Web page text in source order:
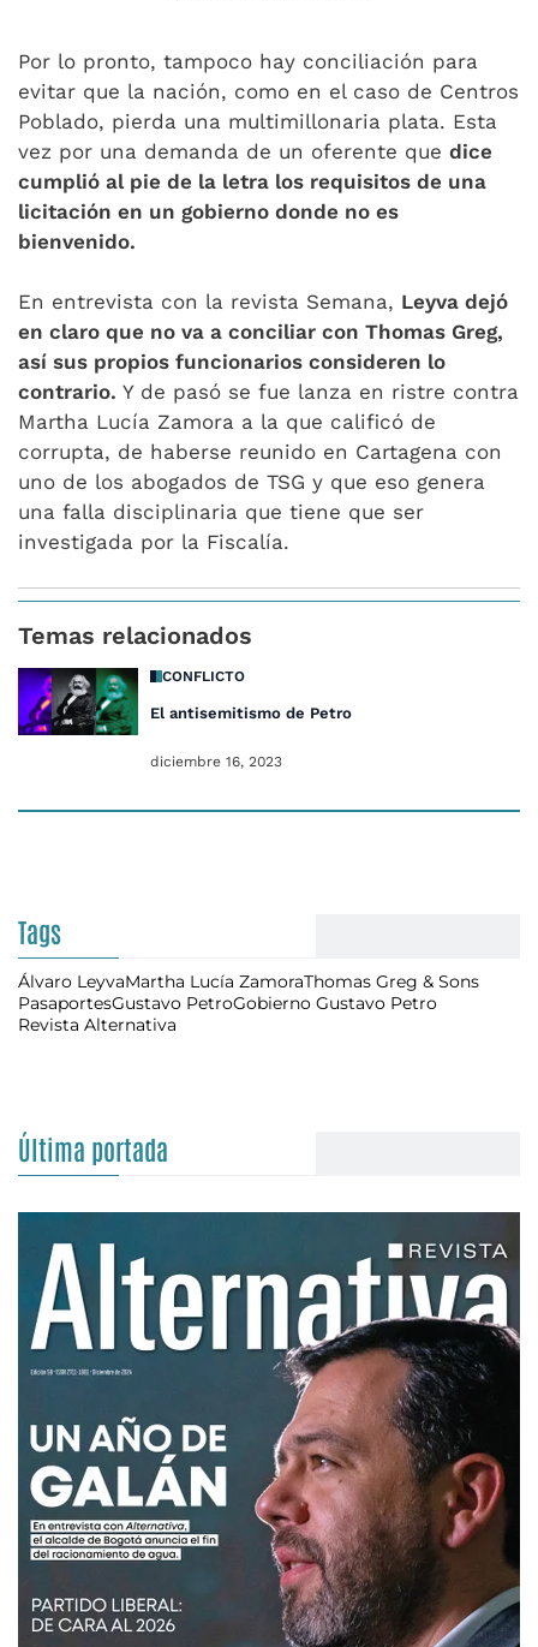
Por lo pronto, tampoco hay conciliación para
evitar que la nación, como en el caso de Centros
Poblado, pierda una multimillonaria plata. Esta
vez por una demanda de un oferente que dice
cumplió al pie de la letra los requisitos de una
licitación en un gobierno donde no es
bienvenido.
En entrevista con la revista Semana, Leyva dejó
en claro que no va a conciliar con Thomas Greg,
así sus propios funcionarios consideren lo
contrario. Y de pasó se fue lanza en ristre contra
Martha Lucía Zamora a la que calificó de
corrupta, de haberse reunido en Cartagena con
uno de los abogados de TSG y que eso genera
una falla disciplinaria que tiene que ser
investigada por la Fiscalía.
Temas relacionados
CONFLICTO
El antisemitismo de Petro
diciembre 16, 2023
Tags
Álvaro LeyvaMartha Lucía ZamoraThomas Greg & Sons
PasaportesGustavo PetroGobierno Gustavo Petro
Revista Alternativa
Última portada